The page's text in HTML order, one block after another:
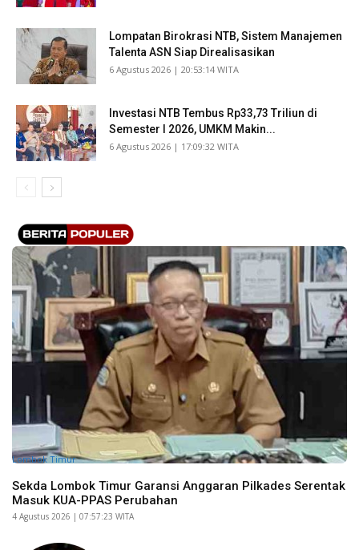
Lompatan Birokrasi NTB, Sistem Manajemen
Talenta ASN Siap Direalisasikan
​6 Agustus 2026 | 20:53:14 WITA
Investasi NTB Tembus Rp33,73 Triliun di
Semester I 2026, UMKM Makin...
​6 Agustus 2026 | 17:09:32 WITA
Lombok Timur
Sekda Lombok Timur Garansi Anggaran Pilkades Serentak
Masuk KUA-PPAS Perubahan
​4 Agustus 2026 | 07:57:23 WITA